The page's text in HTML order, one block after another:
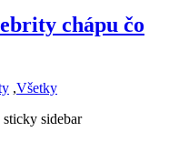
chápu čo
,Všetky
sidebar